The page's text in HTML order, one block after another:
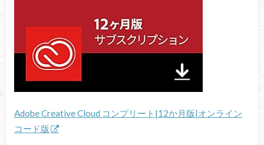
Adobe Creative Cloud コンプリート|12か月版|オンライン
コード版